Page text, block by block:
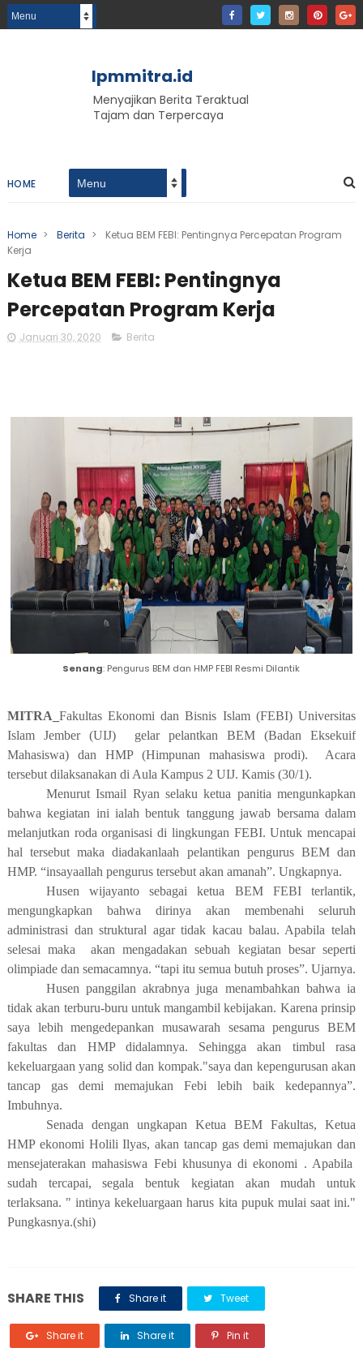
lpmmitra.id
Menyajikan Berita Teraktual
Tajam dan Terpercaya
HOME
Home > Berita >
Ketua BEM FEBI: Pentingnya Percepatan Program
Kerja
Ketua BEM FEBI: Pentingnya
Percepatan Program Kerja
Januari 30, 2020 Berita
Senang: Pengurus BEM dan HMP FEBI Resmi Dilantik
MITRA_ Fakultas Ekonomi dan Bisnis Islam (FEBI) Universitas
Islam Jember (UIJ)
gelar pelantkan BEM (Badan Eksekuif
Mahasiswa) dan HMP (Himpunan mahasiswa prodi).
Acara
tersebut dilaksanakan di Aula Kampus 2 UIJ. Kamis (30/1).
Menurut Ismail Ryan selaku ketua panitia mengunkapkan
bahwa kegiatan ini ialah bentuk tanggung jawab bersama dalam
melanjutkan roda organisasi di lingkungan FEBI. Untuk mencapai
hal tersebut maka diadakanlaah pelantikan pengurus BEM dan
HMP. “insayaallah pengurus tersebut akan amanah”. Ungkapnya.
Husen wijayanto sebagai ketua BEM FEBI terlantik,
mengungkapkan bahwa dirinya akan membenahi seluruh
administrasi dan struktural agar tidak kacau balau. Apabila telah
selesai maka akan mengadakan sebuah kegiatan besar seperti
olimpiade dan semacamnya. “tapi itu semua butuh proses”. Ujarnya.
Husen panggilan akrabnya juga menambahkan bahwa ia
tidak akan terburu-buru untuk mangambil kebijakan. Karena prinsip
saya lebih mengedepankan musawarah sesama pengurus BEM
fakultas dan HMP didalamnya. Sehingga akan timbul rasa
kekeluargaan yang solid dan kompak."saya dan kepengurusan akan
tancap gas demi memajukan Febi lebih baik kedepannya”.
Imbuhnya.
Senada dengan ungkapan Ketua BEM Fakultas, Ketua
HMP ekonomi Holili Ilyas, akan tancap gas demi memajukan dan
mensejaterakan mahasiswa Febi khusunya di ekonomi . Apabila
sudah tercapai, segala bentuk kegiatan akan mudah untuk
terlaksana. " intinya kekeluargaan harus kita pupuk mulai saat ini."
Pungkasnya.(shi)
SHARE THIS Share it Tweet
Share it Share it Pin it